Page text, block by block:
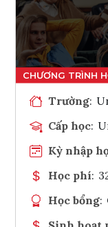
Trường:
Cấp học:
Kỳ nhập
Học phí:
Học bổng: